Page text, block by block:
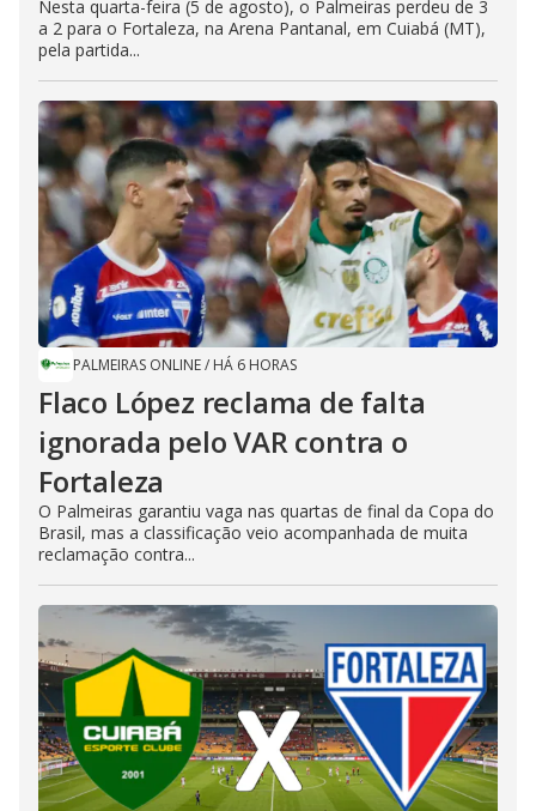
Nesta quarta-feira (5 de agosto), o Palmeiras perdeu de 3
a 2 para o Fortaleza, na Arena Pantanal, em Cuiabá (MT),
pela partida...
PALMEIRAS ONLINE/ HÁ 6 HORAS
Flaco López reclama de falta
ignorada pelo VAR contra o
Fortaleza
O Palmeiras garantiu vaga nas quartas de final da Copa do
Brasil, mas a classificação veio acompanhada de muita
reclamação contra...